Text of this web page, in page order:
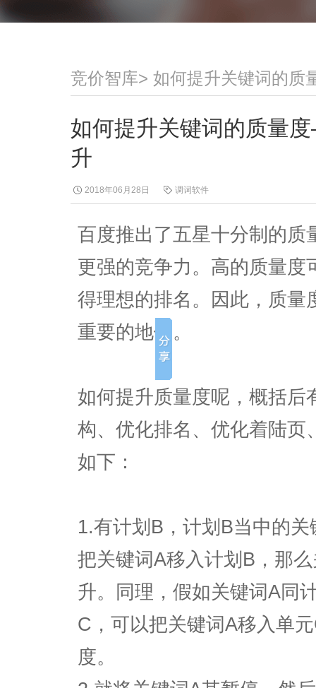
竞价智库> 如何提升关键词的
如何提升关键词的质量
升
2018年06月28日 调词软件
百度推出了五星十分制的质
更强的竞争力。高的质量度
得理想的排名。因此，质量
重要的地位。
如何提升质量度呢，概括后
构、优化排名、优化着陆页
如下：
1.有计划B，计划B当中的
把关键词A移入计划B，那
升。同理，假如关键词A同
C，可以把关键词A移入单
度。